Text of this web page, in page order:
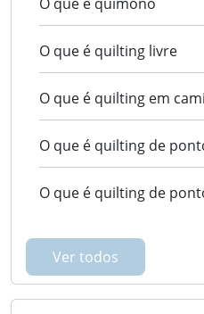
O que é quilting livre
O que é quilting em
O que é quilting de
O que é quilting de
Ver todos